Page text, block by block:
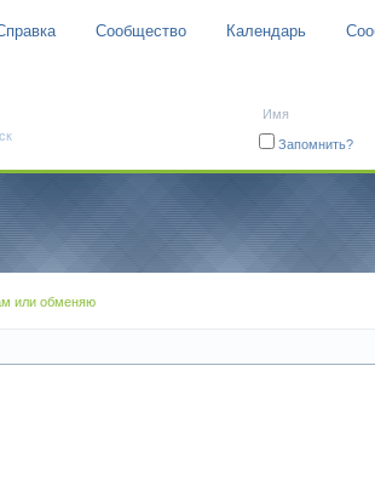
Сообщество Календарь
Запомнить?
или обменяю